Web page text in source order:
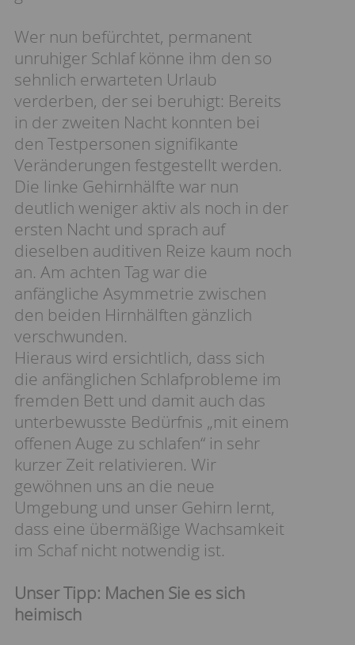
Wer nun befürchtet, permanent
unruhiger Schlaf könne ihm den so
sehnlich erwarteten Urlaub
verderben, der sei beruhigt: Bereits
in der zweiten Nacht konnten bei
den Testpersonen signifikante
Veränderungen festgestellt werden.
Die linke Gehirnhälfte war nun
deutlich weniger aktiv als noch in der
ersten Nacht und sprach auf
dieselben auditiven Reize kaum noch
an. Am achten Tag war die
anfängliche Asymmetrie zwischen
den beiden Hirnhälften gänzlich
verschwunden.
Hieraus wird ersichtlich, dass sich
die anfänglichen Schlafprobleme im
fremden Bett und damit auch das
unterbewusste Bedürfnis „mit einem
offenen Auge zu schlafen“ in sehr
kurzer Zeit relativieren. Wir
gewöhnen uns an die neue
Umgebung und unser Gehirn lernt,
dass eine übermäßige Wachsamkeit
im Schaf nicht notwendig ist.
Unser Tipp: Machen Sie es sich
heimisch